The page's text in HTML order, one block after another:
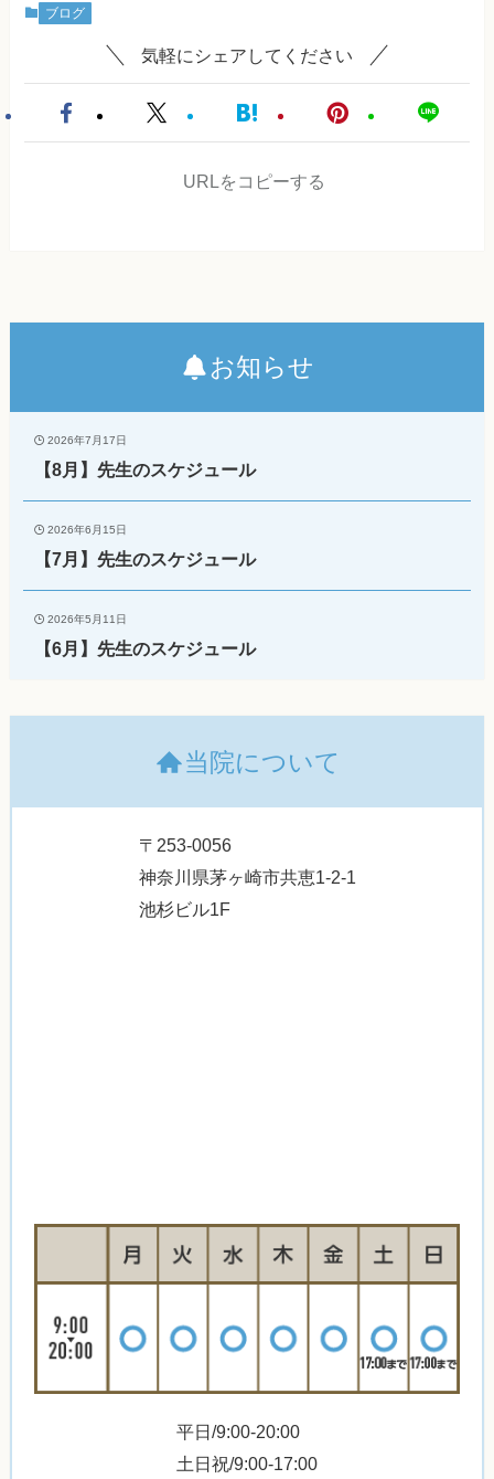
ブログ
気軽にシェアしてください
URLをコピーする
お知らせ
2026年7月17日
【8月】先生のスケジュール
2026年6月15日
【7月】先生のスケジュール
2026年5月11日
【6月】先生のスケジュール
当院について
〒253-0056
神奈川県茅ヶ崎市共恵1-2-1
池杉ビル1F
平日/9:00-20:00
土日祝/9:00-17:00